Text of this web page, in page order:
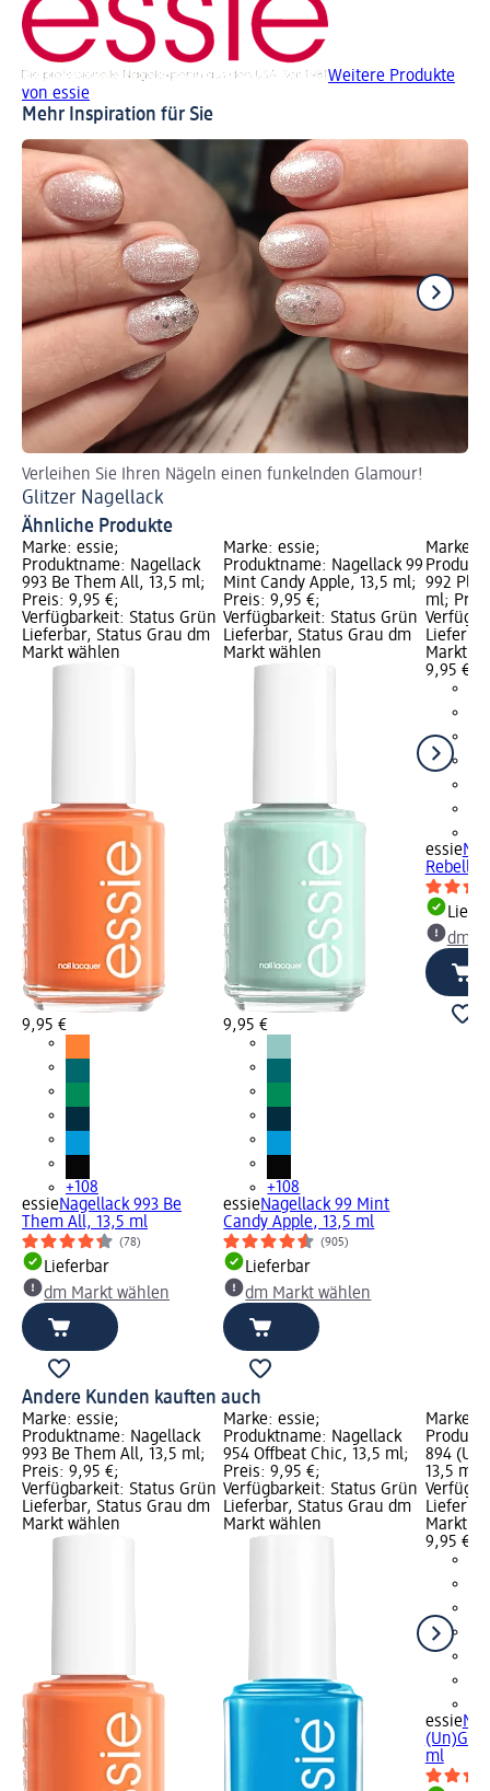
Weitere Produkte
von essie
Mehr Inspiration für Sie
Verleihen Sie Ihren Nägeln einen funkelnden Glamour!
Glitzer Nagellack
Ähnliche Produkte
Marke: essie;
Produktname: Nagellack
993 Be Them All, 13,5 ml;
Preis: 9,95 €;
Verfügbarkeit: Status Grün
Lieferbar, Status Grau dm
Markt wählen
9,95 €
+108
essieNagellack 993 Be
Them All, 13,5 ml
(78)
Lieferbar
dm Markt wählen
Marke: essie;
Produktname: Nagellack 99
Mint Candy Apple, 13,5 ml;
Preis: 9,95 €;
Verfügbarkeit: Status Grün
Lieferbar, Status Grau dm
Markt wählen
9,95 €
+108
essieNagellack 99 Mint
Candy Apple, 13,5 ml
(905)
Lieferbar
dm Markt wählen
Marke:
992
ml;
Markt
9,95 €
essie
dm
Andere Kunden kauften auch
Marke: essie;
Produktname: Nagellack
993 Be Them All, 13,5 ml;
Preis: 9,95 €;
Verfügbarkeit: Status Grün
Lieferbar, Status Grau dm
Markt wählen
Marke: essie;
Produktname: Nagellack
954 Offbeat Chic, 13,5 ml;
Preis: 9,95 €;
Verfügbarkeit: Status Grün
Lieferbar, Status Grau dm
Markt wählen
Marke:
894
13,5 ml;
Markt
9,95 €
essie
ml